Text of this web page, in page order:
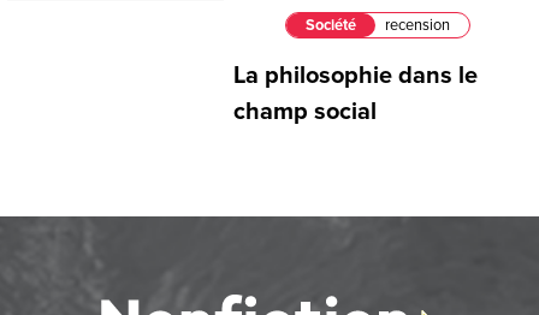
Société recension
La philosophie dans le
champ social